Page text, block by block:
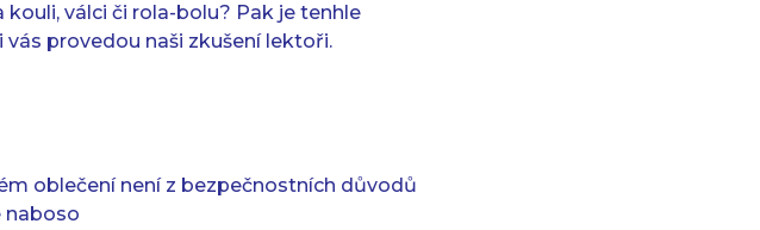
válci či rola-bolu? Pak je tenhle
provedou naši zkušení lektoři.
oblečení není z bezpečnostních důvodů
naboso